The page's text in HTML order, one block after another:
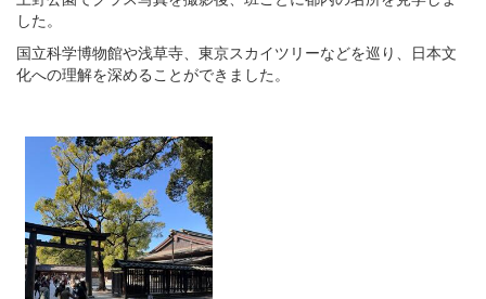
した。
国立科学博物館や浅草寺、東京スカイツリーなどを巡り、日本文
化への理解を深めることができました。